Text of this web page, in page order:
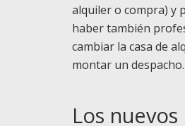
alquiler o compra) y
haber también
cambiar la casa de
montar un despacho.
Los